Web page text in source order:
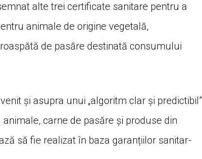
alte trei certificate sanitare pentru a
animale de origine vegetală,
de pasăre destinată consumului
și asupra unui „algoritm clar și predictibil”
carne de pasăre și produse din
să fie realizat în baza garanțiilor sanitar-